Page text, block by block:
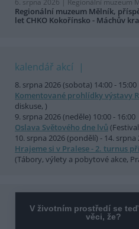
6. srpna 2026 | Regionální muzeum
Regionální muzeum Mělník,
let CHKO Kokořínsko - Máchův
kalendář akcí
8. srpna 2026 (sobota) 14:00 - 15:00
Komentované prohlídky výstavy
diskuse, )
9. srpna 2026 (neděle) 10:00 - 16:00
Oslava Světového dne lvů
10. srpna 2026 (pondělí) - 14. srpna
Hrajeme si v Pralese - 2. turnus
(Tábory, výlety a pobytové akce,